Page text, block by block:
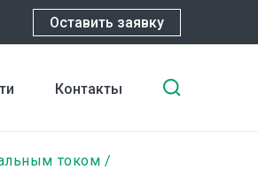
Оставить заявку
Контакты
током